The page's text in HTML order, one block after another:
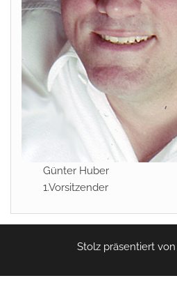
Günter Huber
1.Vorsitzender
Stolz präsentiert von